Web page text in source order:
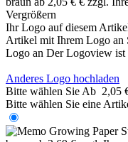
Vergrößern
Ihr Logo auf diesem
Artikel mit Ihrem Logo an
Logo an Der Logoview ist
Anderes Logo hochladen
Bitte wählen Sie Ab 2,05
Bitte wählen Sie eine